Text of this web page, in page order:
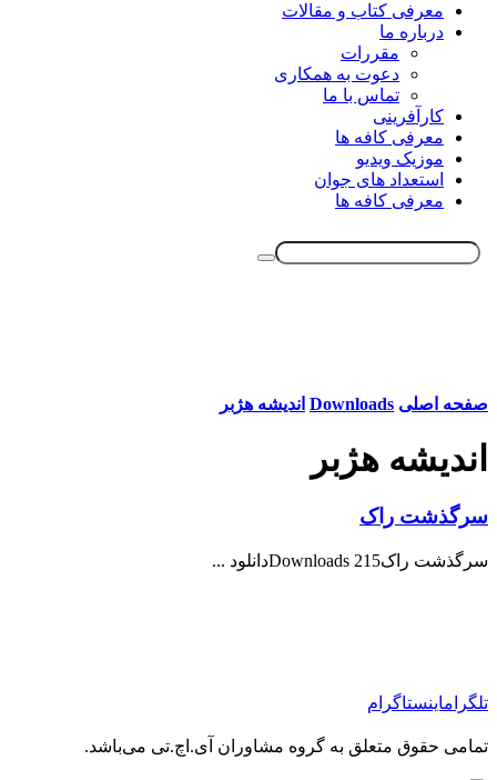
معرفی کتاب و مقالات
درباره ما
مقررات
دعوت به همکاری
تماس با ما
کارآفرینی
معرفی کافه ها
موزیک ویدیو
استعداد های جوان
معرفی کافه ها
صفحه اصلی Downloads اندیشه هژبر
اندیشه هژبر
سرگذشت راک
سرگذشت راک215 Downloadsدانلود ...
تلگراماینستاگرام
تمامی حقوق متعلق به گروه مشاوران آی.اچ.تی می‌باشد.